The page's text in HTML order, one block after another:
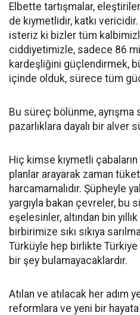
Elbette tartışmalar,
de kıymetlidir, katkı
isteriz ki bizler tüm
ciddiyetimizle, sadece 86
kardeşliğini güçlendirmek,
içinde olduk, sürece tüm
Bu süreç bölünme, ayrışma
pazarlıklara dayalı bir alver
Hiç kimse kıymetli
planlar arayarak zaman
harcamamalıdır. Şüpheyle
yargıyla bakan çevreler, bu
eşelesinler, altından bin
birbirimize sıkı sıkıya
Türküyle hep birlikte
bir şey bulamayacaklardır.
Atılan ve atılacak her adım
reformlara ve yeni bir hayata